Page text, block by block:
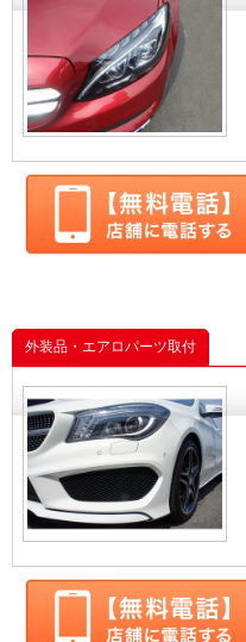
外装品・エアロパーツ取付